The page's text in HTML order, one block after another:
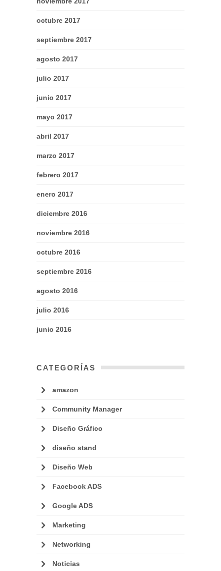
octubre 2017
septiembre 2017
agosto 2017
julio 2017
junio 2017
mayo 2017
abril 2017
marzo 2017
febrero 2017
enero 2017
diciembre 2016
noviembre 2016
octubre 2016
septiembre 2016
agosto 2016
julio 2016
junio 2016
CATEGORÍAS
amazon
Community Manager
Diseño Gráfico
diseño stand
Diseño Web
Facebook ADS
Google ADS
Marketing
Networking
Noticias